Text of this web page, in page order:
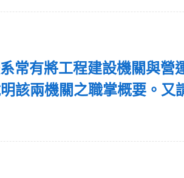
常有將工程建設機關與營
該兩機關之職掌概要。又